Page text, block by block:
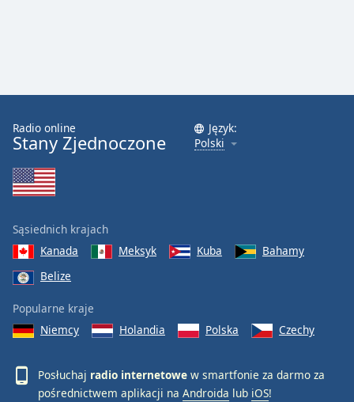
Radio online
Stany Zjednoczone
Język:
Polski
Sąsiednich krajach
Kanada
Meksyk Kuba
Bahamy
Belize
Popularne kraje
Niemcy
Holandia Polska Czechy
Posłuchaj radio internetowe w smartfonie za darmo za
pośrednictwem aplikacji na Androida lub iOS!